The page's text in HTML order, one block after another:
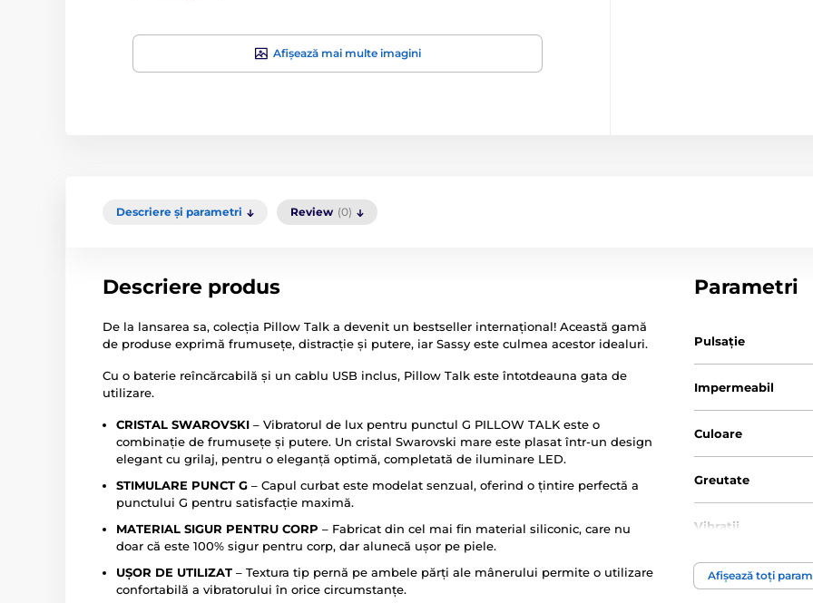
Afișează mai multe imagini
Descriere și parametri Review (0)
Descriere produs
De la lansarea sa, colecția Pillow Talk a devenit un bestseller internațional! Această gamă
de produse exprimă frumusețe, distracție și putere, iar Sassy este culmea acestor idealuri.
Cu o baterie reîncărcabilă și un cablu USB inclus, Pillow Talk este întotdeauna gata de
utilizare.
CRISTAL SWAROVSKI – Vibratorul de lux pentru punctul G PILLOW TALK este o
combinație de frumusețe și putere. Un cristal Swarovski mare este plasat într-un design
elegant cu grilaj, pentru o eleganță optimă, completată de iluminare LED.
STIMULARE PUNCT G – Capul curbat este modelat senzual, oferind o țintire perfectă a
punctului G pentru satisfacție maximă.
MATERIAL SIGUR PENTRU CORP – Fabricat din cel mai fin material siliconic, care nu
doar că este 100% sigur pentru corp, dar alunecă ușor pe piele.
UȘOR DE UTILIZAT – Textura tip pernă pe ambele părți ale mânerului permite o utilizare
confortabilă a vibratorului în orice circumstanțe.
Parametri
Pulsație
Impermeabil
Culoare
Greutate
Vibrații
Zona erogenă
Afișează toți